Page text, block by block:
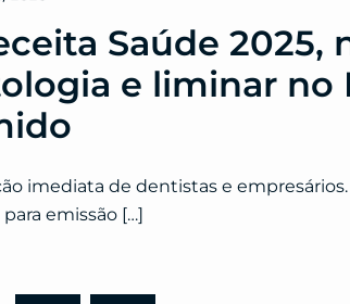
Saúde 2025,
e liminar no
imediata de dentistas e
emissão […]